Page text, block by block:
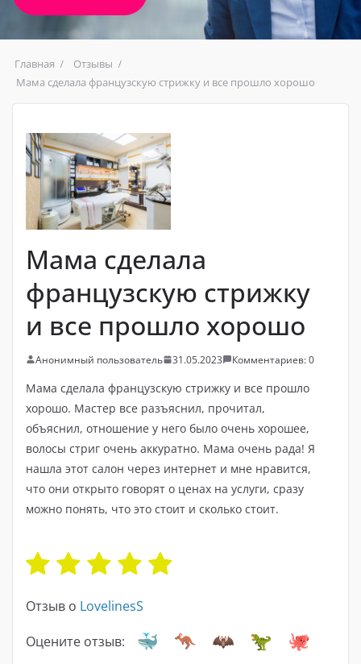
Главная
Отзывы
Мама сделала французскую стрижку и все прошло хорошо
Мама сделала
французскую стрижку
и все прошло хорошо
Анонимный пользователь 31.05.2023 Комментариев: 0
Мама сделала французскую стрижку и все прошло
хорошо. Мастер все разъяснил, прочитал,
объяснил, отношение у него было очень хорошее,
волосы стриг очень аккуратно. Мама очень рада! Я
нашла этот салон через интернет и мне нравится,
что они открыто говорят о ценах на услуги, сразу
можно понять, что это стоит и сколько стоит.
Отзыв о LovelinesS
Оцените отзыв: